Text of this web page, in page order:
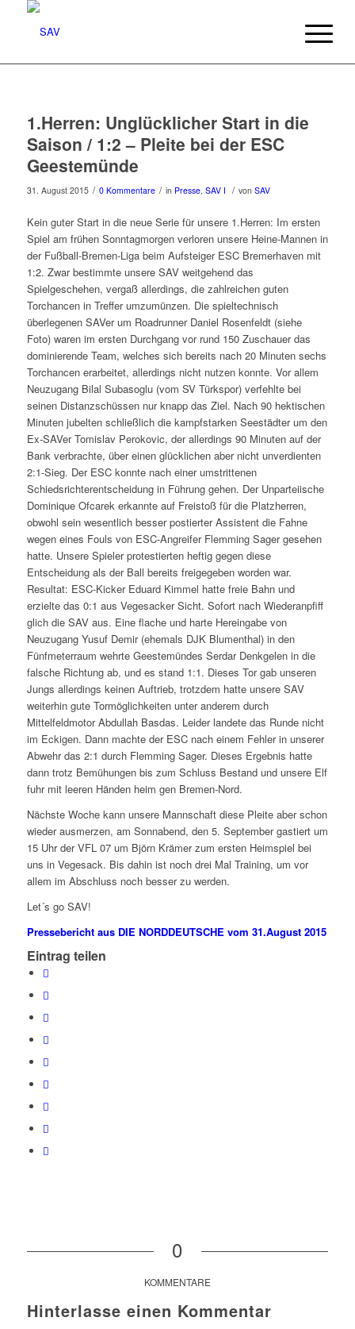
1.Herren: Unglücklicher Start in die
Saison / 1:2 – Pleite bei der ESC
Geestemünde
31. August 2015 / 0 Kommentare / in Presse, SAV I / von SAV
Kein guter Start in die neue Serie für unsere 1.Herren: Im ersten
Spiel am frühen Sonntagmorgen verloren unsere Heine-Mannen in
der Fußball-Bremen-Liga beim Aufsteiger ESC Bremerhaven mit
1:2. Zwar bestimmte unsere SAV weitgehend das
Spielgeschehen, vergaß allerdings, die zahlreichen guten
Torchancen in Treffer umzumünzen. Die spieltechnisch
überlegenen SAVer um Roadrunner Daniel Rosenfeldt (siehe
Foto) waren im ersten Durchgang vor rund 150 Zuschauer das
dominierende Team, welches sich bereits nach 20 Minuten sechs
Torchancen erarbeitet, allerdings nicht nutzen konnte. Vor allem
Neuzugang Bilal Subasoglu (vom SV Türkspor) verfehlte bei
seinen Distanzschüssen nur knapp das Ziel. Nach 90 hektischen
Minuten jubelten schließlich die kampfstarken Seestädter um den
Ex-SAVer Tomislav Perokovic, der allerdings 90 Minuten auf der
Bank verbrachte, über einen glücklichen aber nicht unverdienten
2:1-Sieg. Der ESC konnte nach einer umstrittenen
Schiedsrichterentscheidung in Führung gehen. Der Unparteiische
Dominique Ofcarek erkannte auf Freistoß für die Platzherren,
obwohl sein wesentlich besser postierter Assistent die Fahne
wegen eines Fouls von ESC-Angreifer Flemming Sager gesehen
hatte. Unsere Spieler protestierten heftig gegen diese
Entscheidung als der Ball bereits freigegeben worden war.
Resultat: ESC-Kicker Eduard Kimmel hatte freie Bahn und
erzielte das 0:1 aus Vegesacker Sicht. Sofort nach Wiederanpfiff
glich die SAV aus. Eine flache und harte Hereingabe von
Neuzugang Yusuf Demir (ehemals DJK Blumenthal) in den
Fünfmeterraum wehrte Geestemündes Serdar Denkgelen in die
falsche Richtung ab, und es stand 1:1. Dieses Tor gab unseren
Jungs allerdings keinen Auftrieb, trotzdem hatte unsere SAV
weiterhin gute Tormöglichkeiten unter anderem durch
Mittelfeldmotor Abdullah Basdas. Leider landete das Runde nicht
im Eckigen. Dann machte der ESC nach einem Fehler in unserer
Abwehr das 2:1 durch Flemming Sager. Dieses Ergebnis hatte
dann trotz Bemühungen bis zum Schluss Bestand und unsere Elf
fuhr mit leeren Händen heim gen Bremen-Nord.
Nächste Woche kann unsere Mannschaft diese Pleite aber schon
wieder ausmerzen, am Sonnabend, den 5. September gastiert um
15 Uhr der VFL 07 um Björn Krämer zum ersten Heimspiel bei
uns in Vegesack. Bis dahin ist noch drei Mal Training, um vor
allem im Abschluss noch besser zu werden.
Let´s go SAV!
Pressebericht aus DIE NORDDEUTSCHE vom 31.August 2015
Eintrag teilen
0
KOMMENTARE
Hinterlasse einen Kommentar